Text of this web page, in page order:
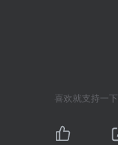
喜欢就支持一